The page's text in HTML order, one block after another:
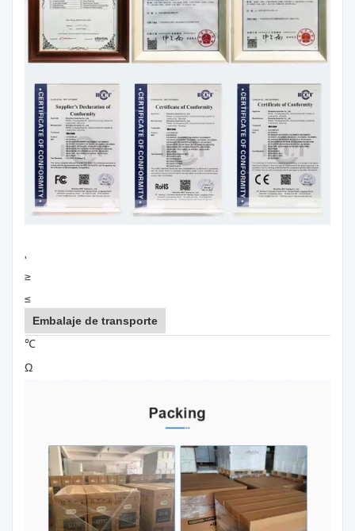
'
≥
≤
Embalaje de transporte
℃
Ω